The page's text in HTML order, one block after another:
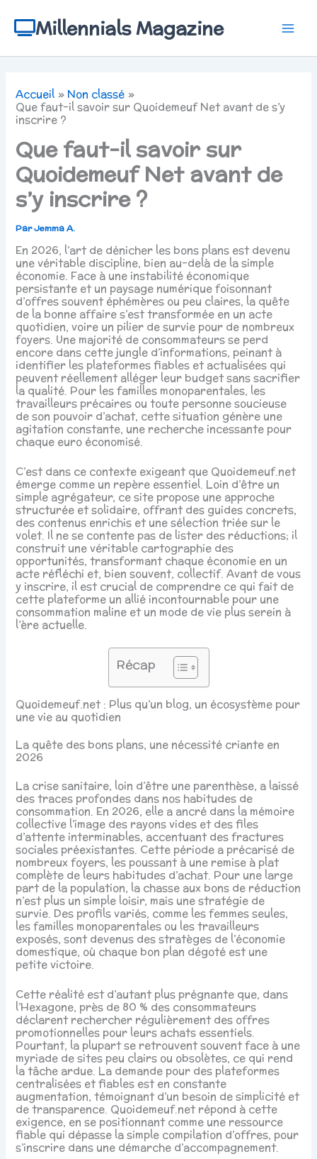
contenuMillennials Magazine
Accueil
Non classé
Que faut-il savoir sur Quoidemeuf Net avant de s’y
inscrire ?
Que faut-il savoir sur
Quoidemeuf Net avant de
s’y inscrire ?
ParJemma A.
En 2026, l’art de dénicher les bons plans est devenu
une véritable discipline, bien au-delà de la simple
économie. Face à une instabilité économique
persistante et un paysage numérique foisonnant
d’offres souvent éphémères ou peu claires, la quête
de la bonne affaire s’est transformée en un acte
quotidien, voire un pilier de survie pour de nombreux
foyers. Une majorité de consommateurs se perd
encore dans cette jungle d’informations, peinant à
identifier les plateformes fiables et actualisées qui
peuvent réellement alléger leur budget sans sacrifier
la qualité. Pour les familles monoparentales, les
travailleurs précaires ou toute personne soucieuse
de son pouvoir d’achat, cette situation génère une
agitation constante, une recherche incessante pour
chaque euro économisé.
C’est dans ce contexte exigeant que Quoidemeuf.net
émerge comme un repère essentiel. Loin d’être un
simple agrégateur, ce site propose une approche
structurée et solidaire, offrant des guides concrets,
des contenus enrichis et une sélection triée sur le
volet. Il ne se contente pas de lister des réductions; il
construit une véritable cartographie des
opportunités, transformant chaque économie en un
acte réfléchi et, bien souvent, collectif. Avant de vous
y inscrire, il est crucial de comprendre ce qui fait de
cette plateforme un allié incontournable pour une
consommation maline et un mode de vie plus serein à
l’ère actuelle.
Récap
Quoidemeuf.net : Plus qu’un blog, un écosystème pour
une vie au quotidien
La quête des bons plans, une nécessité criante en
2026
La crise sanitaire, loin d’être une parenthèse, a laissé
des traces profondes dans nos habitudes de
consommation. En 2026, elle a ancré dans la mémoire
collective l’image des rayons vides et des files
d’attente interminables, accentuant des fractures
sociales préexistantes. Cette période a précarisé de
nombreux foyers, les poussant à une remise à plat
complète de leurs habitudes d’achat. Pour une large
part de la population, la chasse aux bons de réduction
n’est plus un simple loisir, mais une stratégie de
survie. Des profils variés, comme les femmes seules,
les familles monoparentales ou les travailleurs
exposés, sont devenus des stratèges de l’économie
domestique, où chaque bon plan dégoté est une
petite victoire.
Cette réalité est d’autant plus prégnante que, dans
l’Hexagone, près de 80 % des consommateurs
déclarent rechercher régulièrement des offres
promotionnelles pour leurs achats essentiels.
Pourtant, la plupart se retrouvent souvent face à une
myriade de sites peu clairs ou obsolètes, ce qui rend
la tâche ardue. La demande pour des plateformes
centralisées et fiables est en constante
augmentation, témoignant d’un besoin de simplicité et
de transparence. Quoidemeuf.net répond à cette
exigence, en se positionnant comme une ressource
fiable qui dépasse la simple compilation d’offres, pour
s’inscrire dans une démarche d’accompagnement.